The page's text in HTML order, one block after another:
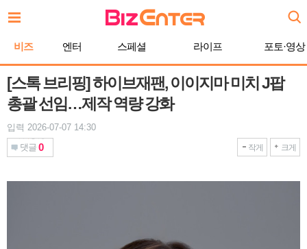
문
기
비즈 엔터 스페셜 라이프 포토·영상
[스톡 브리핑] 하이브재팬, 이이지마 미치 J팝
총괄 선임…제작 역량 강화
입력 2026-07-07 14:30
댓글 0 작게 크게